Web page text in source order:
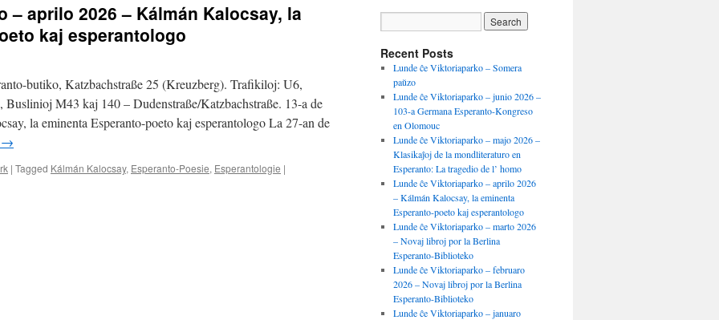
– aprilo 2026 – Kálmán Kalocsay, la
kaj esperantologo
butiko, Katzbachstraße 25 (Kreuzberg). Trafikiloj: U6,
M43 kaj 140 – Dudenstraße/Katzbachstraße. 13-a de
la eminenta Esperanto-poeto kaj esperantologo La 27-an de
→
| Tagged Kálmán Kalocsay, Esperanto-Poesie, Esperantologie |
Recent Posts
Lunde ĉe Viktoriaparko – Somera
paŭzo
Lunde ĉe Viktoriaparko – junio 2026 –
103-a Germana Esperanto-Kongreso
en Olomouc
Lunde ĉe Viktoriaparko – majo 2026 –
Klasikaĵoj de la mondliteraturo en
Esperanto: La tragedio de l’ homo
Lunde ĉe Viktoriaparko – aprilo 2026
– Kálmán Kalocsay, la eminenta
Esperanto-poeto kaj esperantologo
Lunde ĉe Viktoriaparko – marto 2026
– Novaj libroj por la Berlina
Esperanto-Biblioteko
Lunde ĉe Viktoriaparko – februaro
2026 – Novaj libroj por la Berlina
Esperanto-Biblioteko
Lunde ĉe Viktoriaparko – januaro